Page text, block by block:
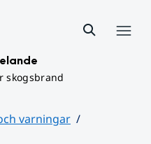
skogsbrand
varningar